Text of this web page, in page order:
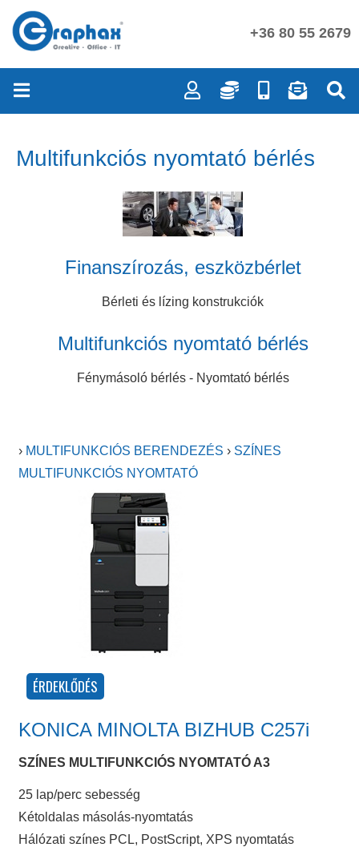
+36 80 55 2679
Multifunkciós nyomtató bérlés
Finanszírozás, eszközbérlet
Bérleti és lízing konstrukciók
Multifunkciós nyomtató bérlés
Fénymásoló bérlés - Nyomtató bérlés
› MULTIFUNKCIÓS BERENDEZÉS › SZÍNES
MULTIFUNKCIÓS NYOMTATÓ
KONICA MINOLTA BIZHUB C257i
SZÍNES MULTIFUNKCIÓS NYOMTATÓ A3
25 lap/perc sebesség
Kétoldalas másolás-nyomtatás
Hálózati színes PCL, PostScript, XPS nyomtatás